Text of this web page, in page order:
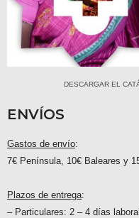
DESCARGAR EL
ENVÍOS
Gastos de envío:
7€ Península, 10€ Baleares y
Plazos de entrega:
– Particulares: 2 – 4 días